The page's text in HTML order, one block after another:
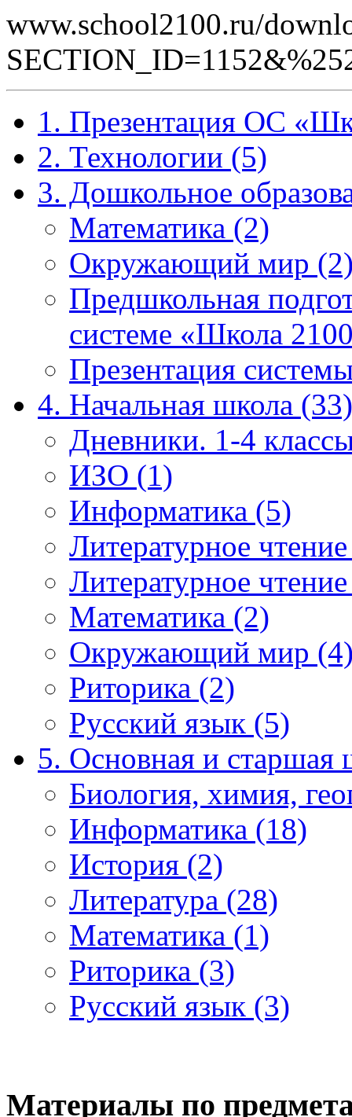
www.school2100.ru/
1. Презентация ОС
2. Технологии (5)
3. Дошкольное
Математика (2)
Окружающий мир
Предшкольная
системе «Школа
Презентация
4. Начальная школа (33)
Дневники. 1-4
ИЗО (1)
Информатика (5)
Литературное
Литературное
Математика (2)
Окружающий мир
Риторика (2)
Русский язык (5)
5. Основная и старшая
Биология, химия,
Информатика (18)
История (2)
Литература (28)
Математика (1)
Риторика (3)
Русский язык (3)
Материалы по